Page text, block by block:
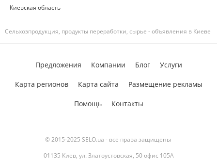
Киевская область
Сельхозпродукция, продукты переработки, сырье - объявления в Киеве
© 2015-2025 SELO.ua - все права защищены
01135 Киев, ул. Златоустовская, 50 офис 105А
Предложения Компании Блог Услуги
Карта регионов Карта сайта Размещение рекламы
Помощь Контакты